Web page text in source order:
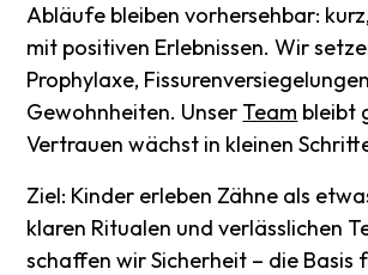
Abläufe bleiben vorhersehbar:
mit positiven Erlebnissen. Wir
Prophylaxe,
Gewohnheiten. Unser Team bleibt
Vertrauen wächst in kleinen
Ziel: Kinder erleben Zähne als
klaren Ritualen und verlässlichen
schaffen wir Sicherheit – die Basis